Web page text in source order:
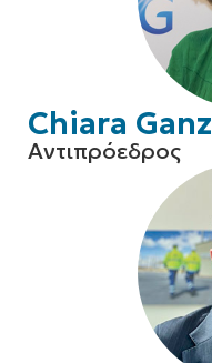
Chiara Ganz
Αντιπρόεδρος